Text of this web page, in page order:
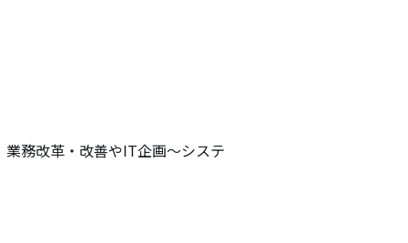
務改革・改善やIT企画～システ